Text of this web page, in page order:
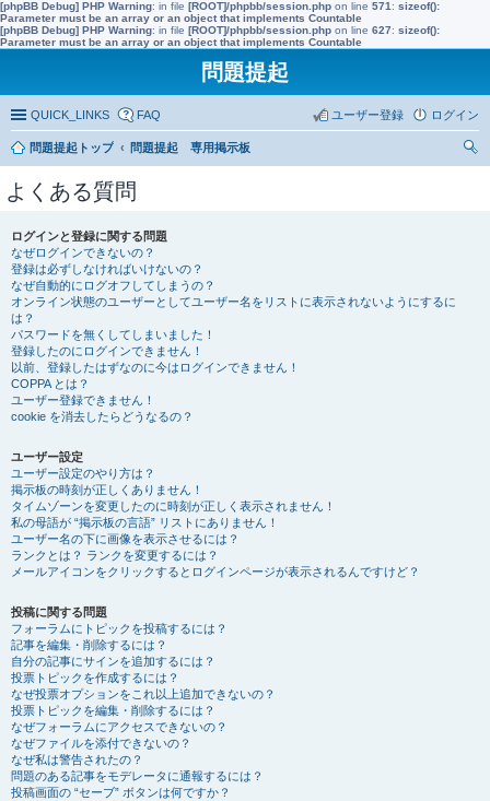
[phpBB Debug] PHP Warning: in file [ROOT]/phpbb/session.php on line 571 : sizeof():
Parameter must be an array or an object that implements Countable
[phpBB Debug] PHP Warning: in file [ROOT]/phpbb/session.php on line 627: sizeof():
Parameter must be an array or an object that implements Countable
問題提起
QUICK_LINKS FAQ ログイン
ユーザー登録
問題提起トップ
問題提起 専用掲示板
よくある質問
ログインと登録に関する問題
なぜログインできないの？
登録は必ずしなければいけないの？
なぜ自動的にログオフしてしまうの？
オンライン状態のユーザーとしてユーザー名をリストに表示されないようにするに
は？
パスワードを無くしてしまいました！
登録したのにログインできません！
以前、登録したはずなのに今はログインできません！
COPPA とは？
ユーザー登録できません！
cookie を消去したらどうなるの？
ユーザー設定
ユーザー設定のやり方は？
掲示板の時刻が正しくありません！
タイムゾーンを変更したのに時刻が正しく表示されません！
私の母語が “掲示板の言語” リストにありません！
ユーザー名の下に画像を表示させるには？
ランクとは？ ランクを変更するには？
メールアイコンをクリックするとログインページが表示されるんですけど？
投稿に関する問題
フォーラムにトピックを投稿するには？
記事を編集・削除するには？
自分の記事にサインを追加するには？
投票トピックを作成するには？
なぜ投票オプションをこれ以上追加できないの？
投票トピックを編集・削除するには？
なぜフォーラムにアクセスできないの？
なぜファイルを添付できないの？
なぜ私は警告されたの？
問題のある記事をモデレータに通報するには？
投稿画面の “セーブ” ボタンは何ですか？